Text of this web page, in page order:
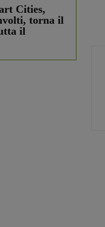
Cities,
torna il
il